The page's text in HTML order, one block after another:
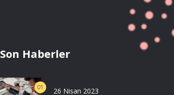
Son Haberler
01 26 Nisan 2023